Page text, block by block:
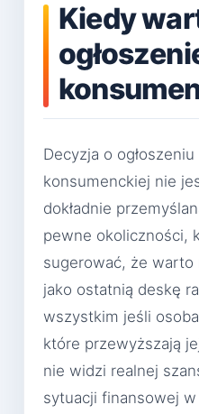
Kiedy
Decyzja o ogłoszeniu
konsumenckiej nie
dokładnie
pewne okoliczności,
sugerować, że
jako ostatnią deskę
wszystkim jeśli
które przewyższają
nie widzi realnej
sytuacji finansowej